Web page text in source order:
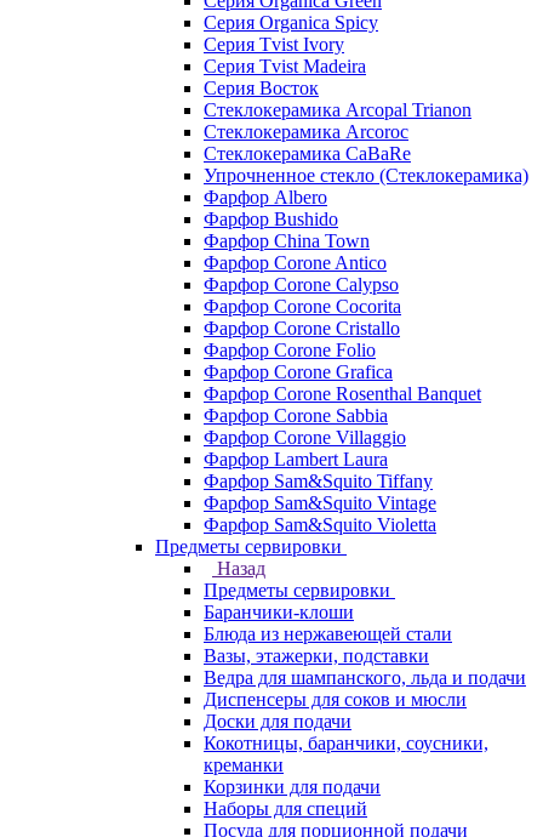
Серия Organica Spicy
Серия Tvist Ivory
Серия Tvist Madeira
Серия Восток
Стеклокерамика Arcopal Trianon
Стеклокерамика Arcoroc
Стеклокерамика CaBaRe
Упрочненное стекло (Стеклокерамика)
Фарфор Albero
Фарфор Bushido
Фарфор China Town
Фарфор Corone Antico
Фарфор Corone Calypso
Фарфор Corone Cocorita
Фарфор Corone Cristallo
Фарфор Corone Folio
Фарфор Corone Grafica
Фарфор Corone Rosenthal Banquet
Фарфор Corone Sabbia
Фарфор Corone Villaggio
Фарфор Lambert Laura
Фарфор Sam&Squito Tiffany
Фарфор Sam&Squito Vintage
Фарфор Sam&Squito Violetta
Предметы сервировки
Назад
Предметы сервировки
Баранчики-клоши
Блюда из нержавеющей стали
Вазы, этажерки, подставки
Ведра для шампанского, льда и подачи
Диспенсеры для соков и мюсли
Доски для подачи
Кокотницы, баранчики, соусники,
креманки
Корзинки для подачи
Наборы для специй
Посуда для порционной подачи